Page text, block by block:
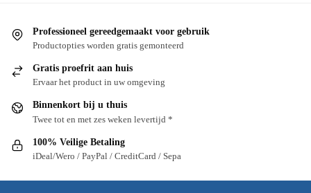
Professioneel gereedgemaakt voor gebruik
Productopties worden gratis gemonteerd
Gratis proefrit aan huis
Ervaar het product in uw omgeving
Binnenkort bij u thuis
Twee tot en met zes weken levertijd *
100% Veilige Betaling
iDeal/Wero / PayPal / CreditCard / Sepa